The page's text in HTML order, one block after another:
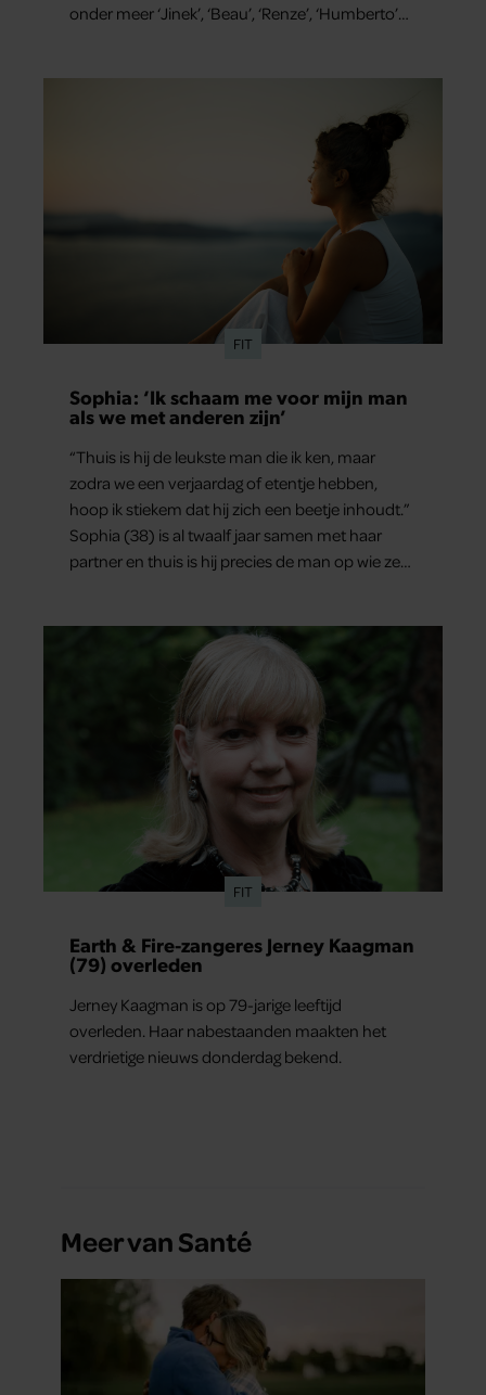
onder meer ‘Jinek’, ‘Beau’, ‘Renze’, ‘Humberto’
FIT
Sophia: ‘Ik schaam me voor mijn man
als we met anderen zijn’
“Thuis is hij de leukste man die ik ken, maar
zodra we een verjaardag of etentje hebben,
hoop ik stiekem dat hij zich een beetje inhoudt.”
Sophia (38) is al twaalf jaar samen met haar
partner en thuis is hij precies de man op wie ze
ze samen onder de mensen zijn.
FIT
Earth & Fire-zangeres Jerney Kaagman
(79) overleden
Jerney Kaagman is op 79-jarige leeftijd
overleden. Haar nabestaanden maakten het
verdrietige nieuws donderdag bekend.
Meer van Santé